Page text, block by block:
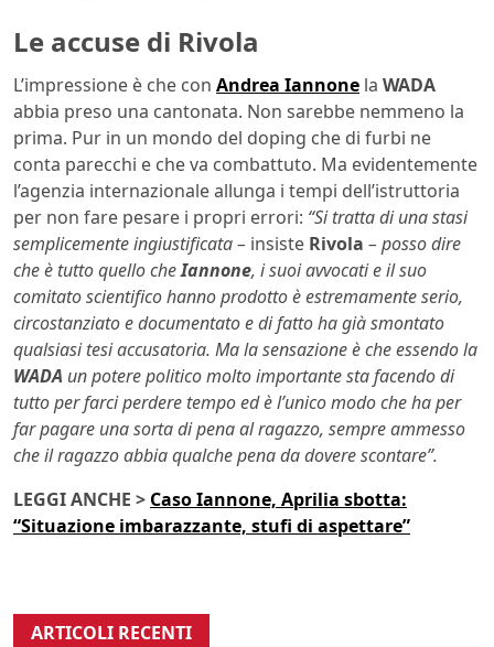
Le accuse di Rivola
L’impressione è che con Andrea Iannone la WADA
abbia preso una cantonata. Non sarebbe nemmeno la
prima. Pur in un mondo del doping che di furbi ne
conta parecchi e che va combattuto. Ma evidentemente
l’agenzia internazionale allunga i tempi dell’istruttoria
per non fare pesare i propri errori: “Si tratta di una stasi
semplicemente ingiustificata – insiste Rivola – posso dire
che è tutto quello cheIannone, i suoi avvocati e il suo
comitato scientifico hanno prodotto è estremamente serio,
circostanziato e documentato e di fatto ha già smontato
qualsiasi tesi accusatoria. Ma la sensazione è che essendo la
WADA un potere politico molto importante sta facendo di
tutto per farci perdere tempo ed è l’unico modo che ha per
far pagare una sorta di pena al ragazzo, sempre ammesso
che il ragazzo abbia qualche pena da dovere scontare”.
LEGGI ANCHE > Caso Iannone, Aprilia sbotta:
“Situazione imbarazzante, stufi di aspettare”
ARTICOLI RECENTI